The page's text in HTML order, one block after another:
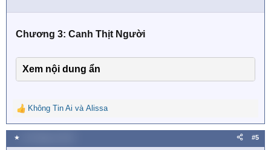
n
:Chương 3: Canh Thịt Người
Xem nội dung ẩn
R
e
a
c
Không Tin Ai và Alissa
★ #5